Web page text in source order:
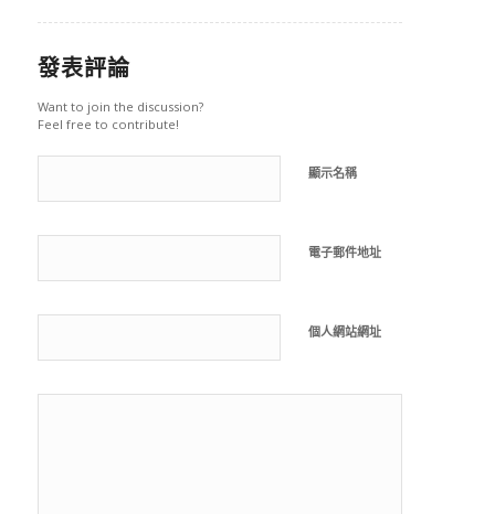
發表評論
Want to join the discussion?
Feel free to contribute!
顯示名稱
電子郵件地址
個人網站網址